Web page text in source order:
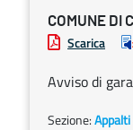
COMUNE DI
Scarica
Avviso di
Sezione: